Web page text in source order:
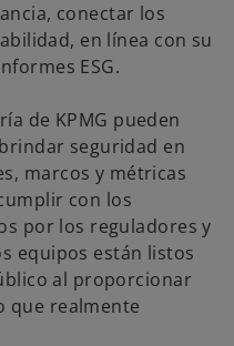
conectar los
en línea con su
ESG.
de KPMG pueden
seguridad en
marcos y métricas
con los
por los reguladores y
equipos están listos
al proporcionar
que realmente